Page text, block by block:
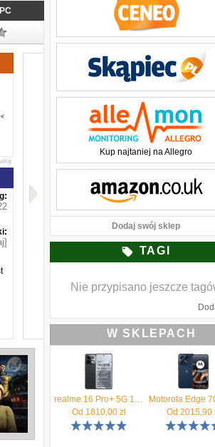
PC
Kup najtaniej na Allegro
Dodaj swój sklep
TAGI
Nie przypisano jeszcze
W SKLEPACH
realme 16 Pro+ 5G 12/512GB Szary
Od 1810,00zł
Od 2015,90